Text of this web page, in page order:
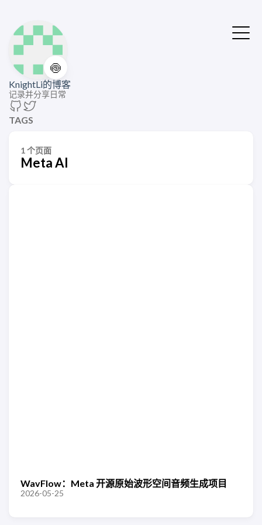
🍥
KnightLi的博客
记录并分享日常
TAGS
1 个页面
Meta AI
WavFlow：Meta 开源原始波形空间音频生成项目
2026-05-25